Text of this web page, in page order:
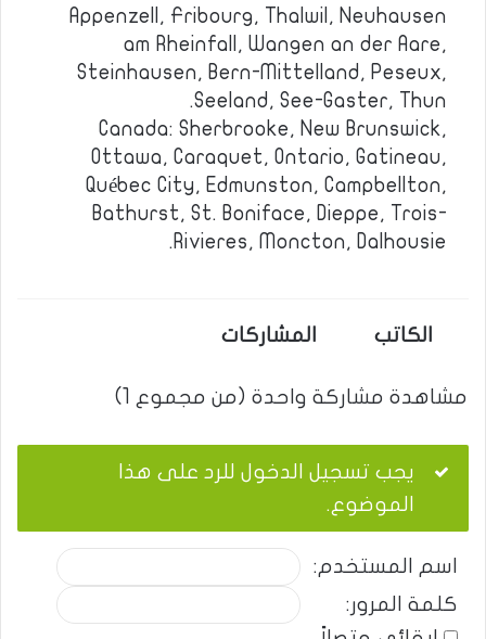
Appenzell, Fribourg, Thalwil, Neuhausen
am Rheinfall, Wangen an der Aare,
Steinhausen, Bern-Mittelland, Peseux,
Seeland, See-Gaster, Thun.
Canada: Sherbrooke, New Brunswick,
Ottawa, Caraquet, Ontario, Gatineau,
Québec City, Edmunston, Campbellton,
Bathurst, St. Boniface, Dieppe, Trois-
Rivieres, Moncton, Dalhousie.
الكاتب المشاركات
مشاهدة مشاركة واحدة (من مجموع 1)
يجب تسجيل الدخول للرد على هذا
الموضوع.
اسم المستخدم:
كلمة المرور: